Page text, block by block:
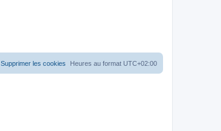
Heures au format UTC+02:00
Supprimer les cookies